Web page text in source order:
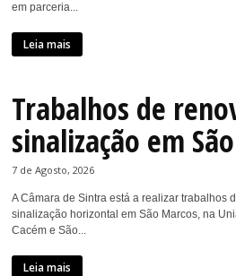
em parceria...
Leia mais
Trabalhos de
sinalização em
7 de Agosto, 2026
A Câmara de Sintra está a realizar trabalhos
sinalização horizontal em São Marcos, na
Cacém e São...
Leia mais